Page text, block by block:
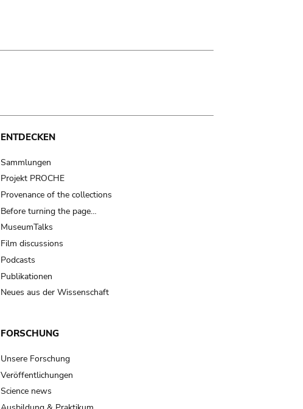
ENTDECKEN
Sammlungen
Projekt PROCHE
Provenance of the collections
Before turning the page…
MuseumTalks
Film discussions
Podcasts
Publikationen
Neues aus der Wissenschaft
FORSCHUNG
Unsere Forschung
Veröffentlichungen
Science news